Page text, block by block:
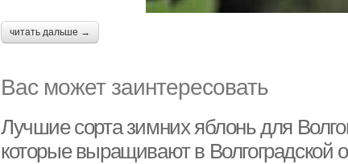
читать дальше →
Вас может заинтересовать
Лучшие сорта зимних яблонь для
которые выращивают в Волгоградской